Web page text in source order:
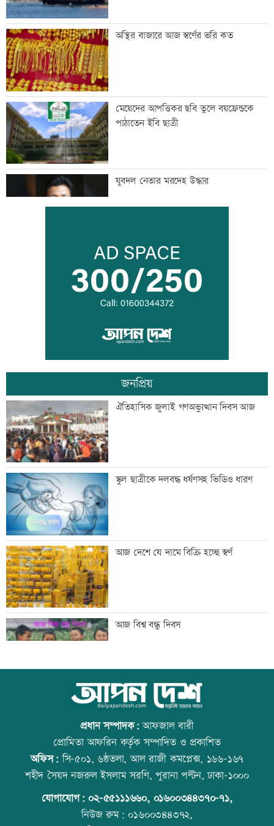
অস্থির বাজারে আজ স্বর্ণের ভরি কত
মেয়েদের আপত্তিকর ছবি তুলে বয়ফ্রেন্ডকে
পাঠাতেন ইবি ছাত্রী
যুবদল নেতার মরদেহ উদ্ধার
ইতালিতে ঢাকাগামী বিমানে আটকা আড়াই
শতাধিক যাত্রী
বাকৃবিতে শুরু হচ্ছে প্রাণী চিকিৎসক-
গবেষকদের বৈজ্ঞানিক সম্মেলন
বন্দরে বিস্ফোরণে একই পরিবারের ৩ জন দগ্ধ
পাঁচ আর্থিক প্রতিষ্ঠান বন্ধের অনুমোদন,
রোববার প্রশাসক নিয়োগ
ঢাকা-ময়মনসিংহ রেল যোগাযোগ স্বাভাবিক
সিঙ্গাপুর থেকে এক কার্গো এলএনজি কিনবে
সরকার
মান্দায় ২৯৬ বোতলসহ দুই মাদক কারবারি
আটক
গুরুত্বপূর্ণ ব্যক্তিদের নিয়ে অপপ্রচারের বিরুদ্ধে
সতর্ক করল পুলিশ
জনপ্রিয়
ঐতিহাসিক জুলাই গণঅভ্যুত্থান দিবস আজ
স্কুল ছাত্রীকে দলবদ্ধ ধর্ষণসহ ভিডিও ধারণ
আজ দেশে যে দামে বিক্রি হচ্ছে স্বর্ণ
আজ বিশ্ব বন্ধু দিবস
উত্থান-পতনের বাজারে আজ স্বর্ণের ভরি কত
কোরআন-হাদিসে নামাজ না পড়ার শাস্তি
প্রধান সম্পাদক:আফজাল বারী
প্রোমিতা আফরিন কর্তৃক সম্পাদিত ও প্রকাশিত
অফিস:সি-৫০১, ৬ষ্ঠতলা, আল রাজী কমপ্লেক্স, ১৬৬-১৬৭
শহীদ সৈয়দ নজরুল ইসলাম সরণি, পুরানা পল্টন, ঢাকা-১০০০
যোগাযোগ: ০২-৫৫১১১৬৬০, ০১৬০০৩৪৪৩৭০-৭১,
নিউজ রুম:০১৬০০৩৪৪৩৭২,